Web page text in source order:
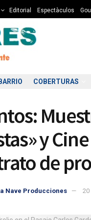
Editorial Espectàculos
COBERTURAS
y
de
Nave Producciones 20
06:00 07:00 08:00